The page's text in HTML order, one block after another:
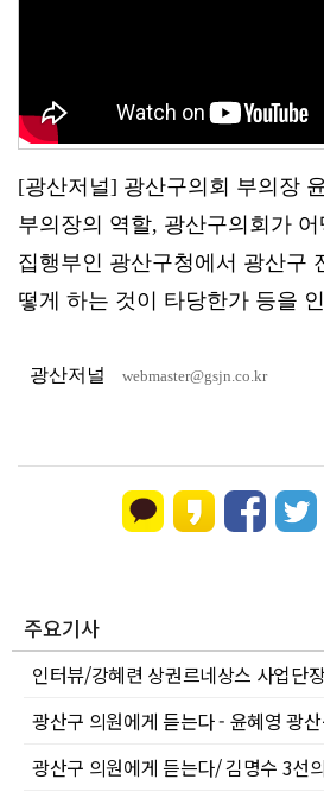
[광산저널] 광산구의회 부의장
부의장의 역할, 광산구의회가
집행부인 광산구청에서 광산구
떻게 하는 것이 타당한가 등을
광산저널 webmaster@gsjn.co.kr
주요기사
인터뷰/강혜련 상권르네상스 사업단
광산구 의원에게 듣는다 - 윤혜영 광
광산구 의원에게 듣는다/ 김명수 3선